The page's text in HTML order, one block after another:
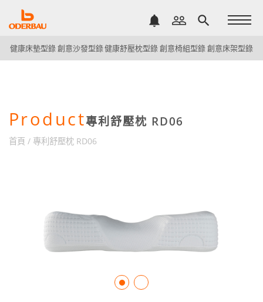
notifications people_outline search
健康床墊型錄創意沙發型錄健康舒壓枕型錄創意椅組型錄創意床架型錄
Product專利舒壓枕 RD06
首頁 / 專利舒壓枕 RD06